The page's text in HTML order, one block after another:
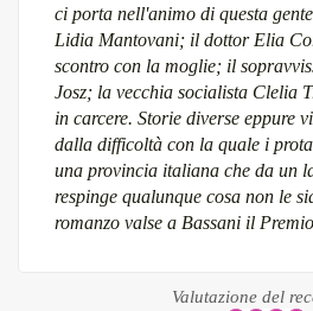
ci porta nell'animo di questa
Lidia Mantovani; il dottor Elia
scontro con la moglie; il
Josz; la vecchia socialista Clelia
in carcere. Storie diverse eppure
dalla difficoltà con la quale i
una provincia italiana che da un
respinge qualunque cosa non le
romanzo valse a Bassani il
Valutazione del